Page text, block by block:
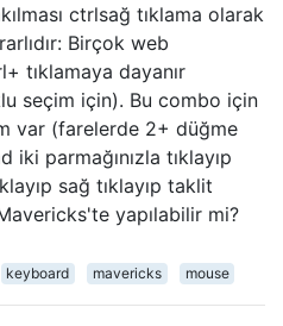
ctrlsağ tıklama olarak
Birçok web
tıklamaya dayanır
seçim için). Bu combo için
var (farelerde 2+ düğme
iki parmağınızla tıklayıp
sağ tıklayıp taklit
yapılabilir mi?
keyboard mavericks mouse